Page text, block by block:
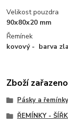
Velikost pouzdra
90x80x20 mm
Řemínek
kovový - barva
Zboží
Pásky a
ŘEMÍNKY -